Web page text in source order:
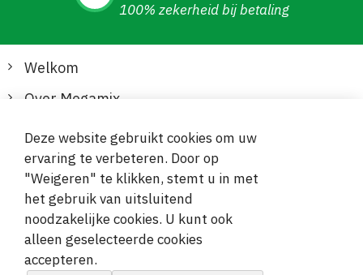
100% zekerheid bij betaling
Welkom
Over Megamix
Informatie
Klantenservice
Veilige en gemakkelijke betalingen
Deze website gebruikt cookies om uw
ervaring te verbeteren. Door op
"Weigeren" te klikken, stemt u in met
het gebruik van uitsluitend
noodzakelijke cookies. U kunt ook
alleen geselecteerde cookies
accepteren.